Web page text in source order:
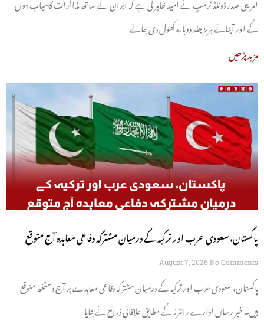
گے اور آبنائے ہرمز جلد دوبارہ کھول دی جائے
مزید پڑھیں
پاکستان، سعودی عرب اور ترکیہ کے درمیان مشترکہ دفاعی معاہدہ آج متوقع
August 7, 2026 No Comments
پاکستان، سعودی عرب اور ترکیہ کے درمیان مشترکہ دفاعی معاہدے پر آج دستخط متوقع
ہیں۔ خبر رساں ادارے رائٹرز کے مطابق علاقائی ذرائع نے بتایا